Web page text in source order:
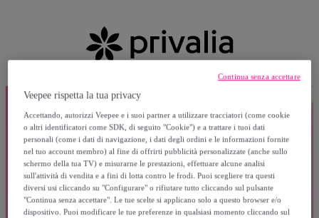
Veepee rispetta la tua privacy
Accettando, autorizzi Veepee e i suoi partner a utilizzare tracciatori (come cookie
o altri identificatori come SDK, di seguito "Cookie") e a trattare i tuoi dati
personali (come i dati di navigazione, i dati degli ordini e le informazioni fornite
nel tuo account membro) al fine di offrirti pubblicità personalizzate (anche sullo
schermo della tua TV) e misurarne le prestazioni, effettuare alcune analisi
sull'attività di vendita e a fini di lotta contro le frodi. Puoi scegliere tra questi
diversi usi cliccando su "Configurare" o rifiutare tutto cliccando sul pulsante
"Continua senza accettare". Le tue scelte si applicano solo a questo browser e/o
dispositivo. Puoi modificare le tue preferenze in qualsiasi momento cliccando sul
Continua senza accettare